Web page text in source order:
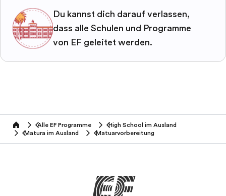
Du kannst dich darauf verlassen,
dass alle Schulen und Programme
von EF geleitet werden.
home Alle EF Programme
High School im Ausland
Matura im Ausland
Matuarvorbereitung